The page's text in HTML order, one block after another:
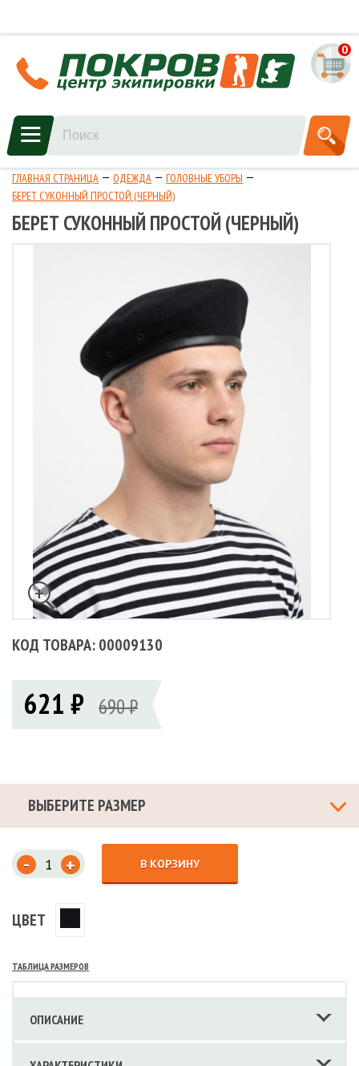
0
ГЛАВНАЯ СТРАНИЦА ОДЕЖДА
ГОЛОВНЫЕ УБОРЫ
БЕРЕТ СУКОННЫЙ ПРОСТОЙ (ЧЕРНЫЙ)
БЕРЕТ СУКОННЫЙ ПРОСТОЙ (ЧЕРНЫЙ)
КОД ТОВАРА: 00009130
621 ₽ 690 ₽
ВЫБЕРИТЕ РАЗМЕР
- + В КОРЗИНУ
ЦВЕТ
ТАБЛИЦА РАЗМЕРОВ
ОПИСАНИЕ